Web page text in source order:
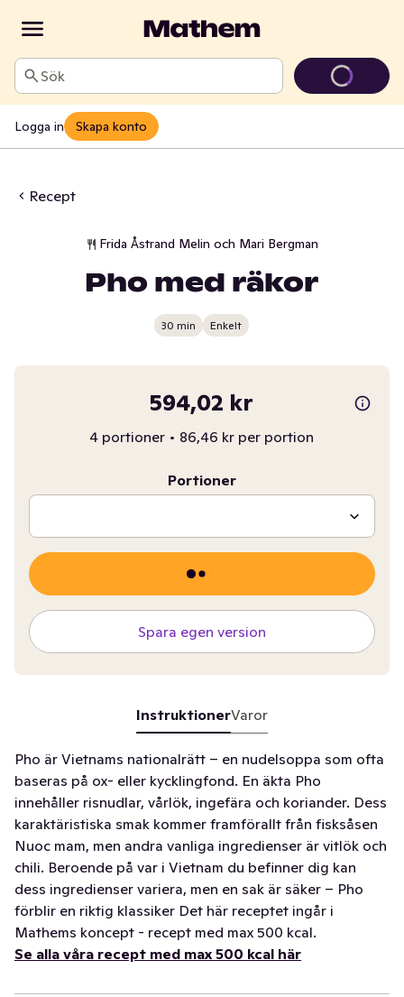
Sök
Logga in Skapa konto
Recept
Frida Åstrand Melin och Mari Bergman
Pho med räkor
30 min Enkelt
594,02 kr
4 portioner • 86,46 kr per portion
Portioner
Spara egen version
InstruktionerVaror
Pho är Vietnams nationalrätt – en nudelsoppa som ofta
baseras på ox- eller kycklingfond. En äkta Pho
innehåller risnudlar, vårlök, ingefära och koriander. Dess
karaktäristiska smak kommer framförallt från fisksåsen
Nuoc mam, men andra vanliga ingredienser är vitlök och
chili. Beroende på var i Vietnam du befinner dig kan
dess ingredienser variera, men en sak är säker – Pho
förblir en riktig klassiker Det här receptet ingår i
Mathems koncept - recept med max 500 kcal.
Se alla våra recept med max 500 kcal här